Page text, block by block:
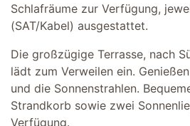
Schlafräume zur Verfügung,
(SAT/Kabel) ausgestattet.
Die großzügige Terrasse, nach
lädt zum Verweilen ein.
und die Sonnenstrahlen.
Strandkorb sowie zwei
Verfügung.